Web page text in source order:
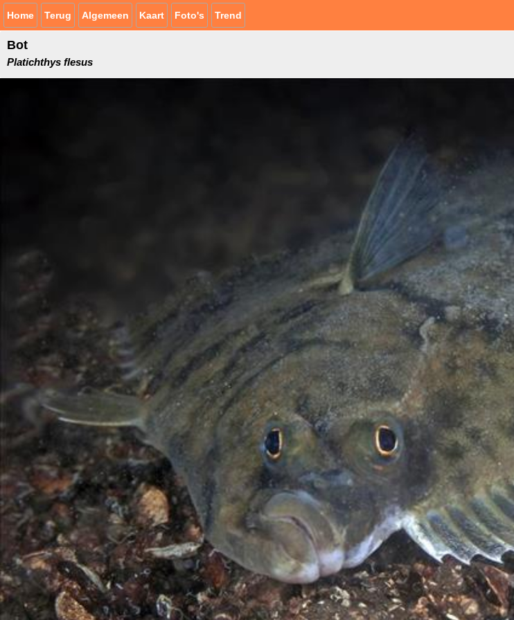
Home Terug Algemeen Kaart Foto's Trend
Bot
Platichthys flesus